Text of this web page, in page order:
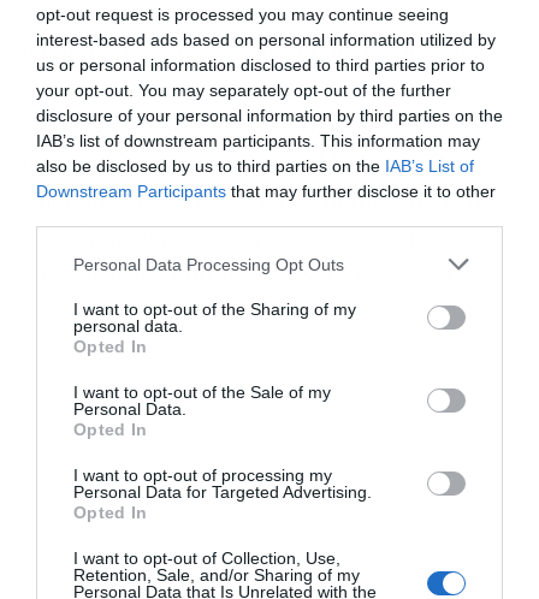
opt-out request is processed you may continue seeing
interest-based ads based on personal information utilized by
us or personal information disclosed to third parties prior to
your opt-out. You may separately opt-out of the further
disclosure of your personal information by third parties on the
IAB’s list of downstream participants. This information may
also be disclosed by us to third parties on the IAB’s List of
Downstream Participants that may further disclose it to other
Personal Data Processing Opt Outs
I want to opt-out of the Sharing of my
personal data.
Opted In
I want to opt-out of the Sale of my
Personal Data.
Opted In
I want to opt-out of processing my
Personal Data for Targeted Advertising.
Opted In
I want to opt-out of Collection, Use,
Retention, Sale, and/or Sharing of my
Personal Data that Is Unrelated with the
ισολογισμός με βάση ένα δείγμα 24
αντιπροσωπευτικών επιχειρήσεων του κλάδου.
Από την ανάλυση αυτού προκύπτουν τα εξής: Οι
συνολικές πωλήσεις των εταιρειών του
δείγματος ενισχύθηκαν κατά 11,7% το 2024
έναντι του 2023 το δε καθαρό αποτέλεσμα, το
κατέγραψε αύξηση 10,3% την ίδια περίοδο.